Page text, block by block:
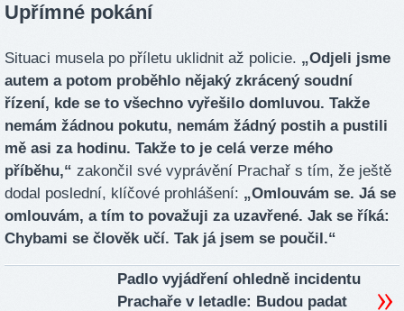
Upřímné pokání
Situaci musela po příletu uklidnit až policie. „Odjeli jsme
autem a potom proběhlo nějaký zkrácený soudní
řízení, kde se to všechno vyřešilo domluvou. Takže
nemám žádnou pokutu, nemám žádný postih a pustili
mě asi za hodinu. Takže to je celá verze mého
příběhu,“ zakončil své vyprávění Prachař s tím, že ještě
dodal poslední, klíčové prohlášení: „Omlouvám se. Já se
omlouvám, a tím to považuji za uzavřené. Jak se říká:
Chybami se člověk učí. Tak já jsem se poučil.“
Padlo vyjádření ohledně incidentu
Prachaře v letadle: Budou padat